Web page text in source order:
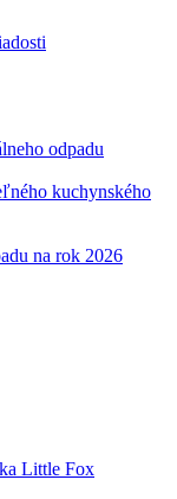
odpadu
kuchynského
na rok 2026
Little Fox